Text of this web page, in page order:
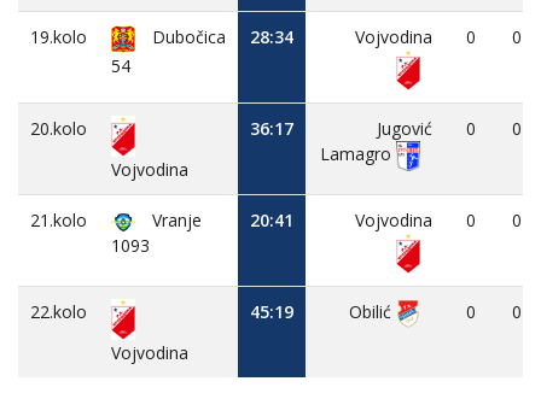
19.kolo
Dubočica
54
28:34 Vojvodina 0 0
20.kolo
Vojvodina
36:17
Jugović
Lamagro
0 0
21.kolo
Vranje
1093
20:41 Vojvodina 0 0
22.kolo
Vojvodina
45:19 Obilić 0 0